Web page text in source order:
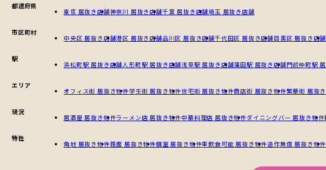
都道府県
東京 居抜き店舗神奈川 居抜き店舗千葉 居抜き店舗埼玉 居抜き店舗
市区町村
中央区 居抜き店舗港区 居抜き店舗品川区 居抜き店舗千代田区 居抜き店舗目黒区 居抜き店舗
駅
浜松町駅 居抜き店舗人形町駅 居抜き店舗浅草駅 居抜き店舗蒲田駅 居抜き店舗門前仲町駅
エリア
オフィス街 居抜き物件学生街 居抜き物件住宅街 居抜き物件商店街 居抜き物件繁華街 居抜
現況
居酒屋 居抜き物件ラーメン店 居抜き物件中華料理店 居抜き物件ダイニングバー 居抜き物件
特性
角地 居抜き物件路面 居抜き物件個室 居抜き物件重飲食可能 居抜き物件造作無償 居抜き物件